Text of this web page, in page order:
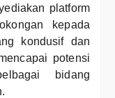
platform
kepada
kondusif dan
potensi
bidang